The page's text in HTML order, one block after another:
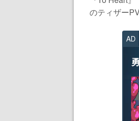
のティザー
AD